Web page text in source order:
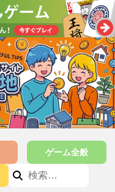
ゲーム全般